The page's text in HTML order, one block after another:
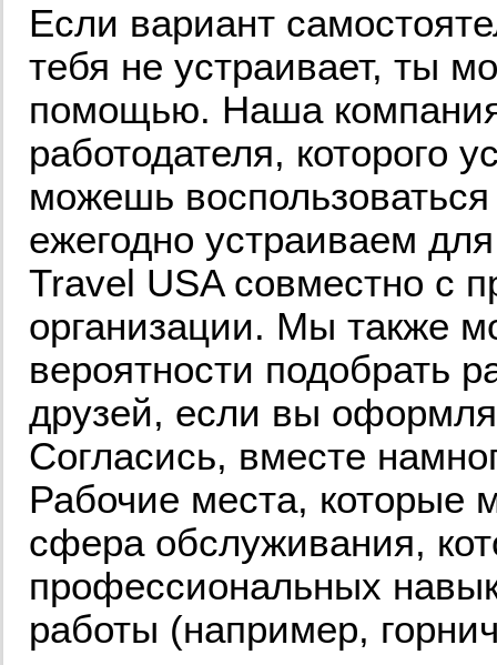
Если вариант
тебя не устраивает, ты
помощью. Наша компания
работодателя, которого
можешь
ежегодно устраиваем
Travel USA совместно с
организации. Мы также
вероятности подобрать
друзей, если вы
Согласись, вместе
Рабочие места, которые
сфера обслуживания,
профессиональных
работы (например,